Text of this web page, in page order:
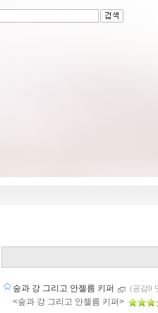
숲과 강 그리고 안젤름 키퍼 (공감0
<숲과 강 그리고 안젤름 키퍼>